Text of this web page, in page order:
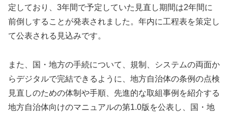
定しており、3年間で予定していた見直し期間は2年間に
前倒しすることが発表されました。年内に工程表を策定し
て公表される見込みです。
また、国・地方の手続について、規制、システムの両面か
らデジタルで完結できるように、地方自治体の条例の点検
見直しのための体制や手順、先進的な取組事例を紹介する
地方自治体向けのマニュアルの第1.0版を公表し、国・地